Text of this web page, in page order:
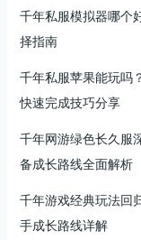
千年私服模拟器哪个
择指南
千年私服苹果能玩吗
快速完成技巧分享
千年网游绿色长久服
备成长路线全面解析
千年游戏经典玩法回
手成长路线详解